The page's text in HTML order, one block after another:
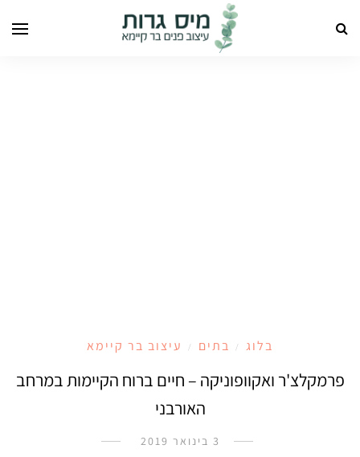
בלוג / בתים / עיצוב בר קיימא
פרמקלצ'ר ואקוופוניקה – חיים ברוח הקיימות במרחב
האורבני
3 בינואר 2019